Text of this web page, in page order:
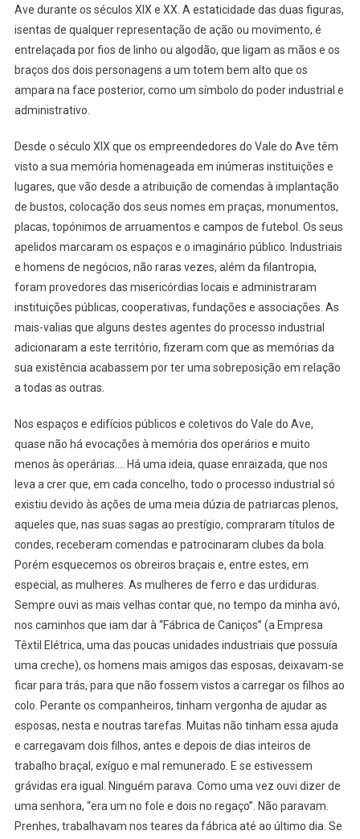
Ave durante os séculos XIX e XX. A estaticidade das duas figuras,
isentas de qualquer representação de ação ou movimento, é
entrelaçada por fios de linho ou algodão, que ligam as mãos e os
braços dos dois personagens a um totem bem alto que os
ampara na face posterior, como um símbolo do poder industrial e
administrativo.
Desde o século XIX que os empreendedores do Vale do Ave têm
visto a sua memória homenageada em inúmeras instituições e
lugares, que vão desde a atribuição de comendas à implantação
de bustos, colocação dos seus nomes em praças, monumentos,
placas, topónimos de arruamentos e campos de futebol. Os seus
apelidos marcaram os espaços e o imaginário público. Industriais
e homens de negócios, não raras vezes, além da filantropia,
foram provedores das misericórdias locais e administraram
instituições públicas, cooperativas, fundações e associações. As
mais-valias que alguns destes agentes do processo industrial
adicionaram a este território, fizeram com que as memórias da
sua existência acabassem por ter uma sobreposição em relação
a todas as outras.
Nos espaços e edifícios públicos e coletivos do Vale do Ave,
quase não há evocações à memória dos operários e muito
menos às operárias…. Há uma ideia, quase enraizada, que nos
leva a crer que, em cada concelho, todo o processo industrial só
existiu devido às ações de uma meia dúzia de patriarcas plenos,
aqueles que, nas suas sagas ao prestígio, compraram títulos de
condes, receberam comendas e patrocinaram clubes da bola.
Porém esquecemos os obreiros braçais e, entre estes, em
especial, as mulheres. As mulheres de ferro e das urdiduras.
Sempre ouvi as mais velhas contar que, no tempo da minha avó,
nos caminhos que iam dar à “Fábrica de Caniços” (a Empresa
Têxtil Elétrica, uma das poucas unidades industriais que possuía
uma creche), os homens mais amigos das esposas, deixavam-se
ficar para trás, para que não fossem vistos a carregar os filhos ao
colo. Perante os companheiros, tinham vergonha de ajudar as
esposas, nesta e noutras tarefas. Muitas não tinham essa ajuda
e carregavam dois filhos, antes e depois de dias inteiros de
trabalho braçal, exíguo e mal remunerado. E se estivessem
grávidas era igual. Ninguém parava. Como uma vez ouvi dizer de
uma senhora, “era um no fole e dois no regaço”. Não paravam.
Prenhes, trabalhavam nos teares da fábrica até ao último dia. Se